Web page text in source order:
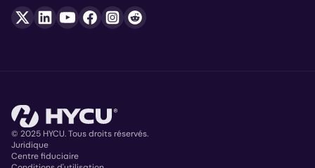
© 2025 HYCU. Tous droits réservés.
Juridique
Centre fiduciaire